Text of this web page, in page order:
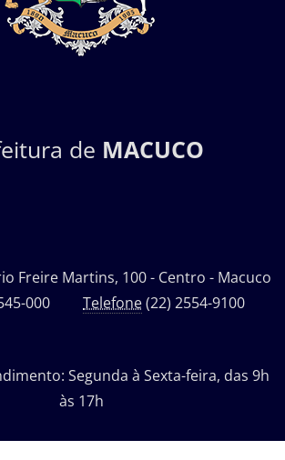
de MACUCO
Freire Martins, 100 - Centro - Macuco
000 Telefone(22) 2554-9100
Segunda à Sexta-feira, das 9h
às 17h